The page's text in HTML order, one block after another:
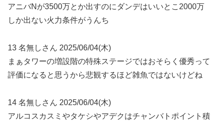
アニバNが3500万とか出すのにダンデはいいとこ2000万
しか出ない火力条件がうんち
13 名無しさん 2025/06/04(木)
まぁタワーの増設階の特殊ステージではおそらく優秀って
評価になると思うから悲観するほど雑魚ではないけどね
14 名無しさん 2025/06/04(木)
アルコスカスミやタケシやアデクはチャンバトポイント積